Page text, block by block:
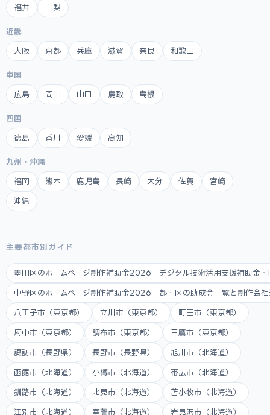
福井 山梨
近畿
大阪 京都 兵庫 滋賀 奈良 和歌山
中国
広島 岡山 山口 鳥取 島根
四国
徳島 香川 愛媛 高知
九州・沖縄
福岡 熊本 鹿児島 長崎 大分 佐賀 宮崎
沖縄
主要都市別ガイド
墨田区のホームページ制作補助金2026｜デジタル技術活用支援補助金
中野区のホームページ制作補助金2026｜都・区の助成金一覧と制作会
八王子市（東京都） 立川市（東京都） 町田市（東京都）
府中市（東京都） 調布市（東京都） 三鷹市（東京都）
諏訪市（長野県） 長野市（長野県） 旭川市（北海道）
函館市（北海道） 小樽市（北海道） 帯広市（北海道）
釧路市（北海道） 北見市（北海道） 苫小牧市（北海道）
江別市（北海道） 室蘭市（北海道） 岩見沢市（北海道）